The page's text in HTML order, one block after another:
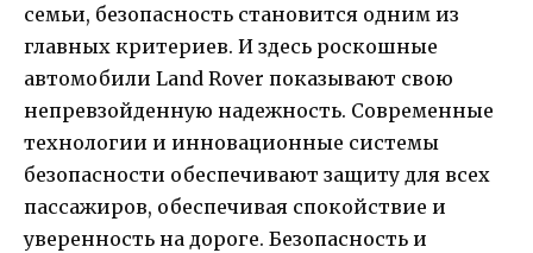
семьи, безопасность становится одним из
главных критериев. И здесь роскошные
автомобили Land Rover показывают свою
непревзойденную надежность. Современные
технологии и инновационные системы
безопасности обеспечивают защиту для всех
пассажиров, обеспечивая спокойствие и
уверенность на дороге. Безопасность и